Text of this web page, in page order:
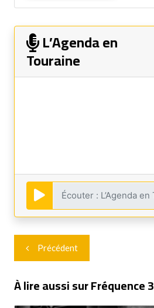
L’Agenda en
Touraine
Navigation
de
l’article
Précédent
À lire aussi sur Fréquence 3